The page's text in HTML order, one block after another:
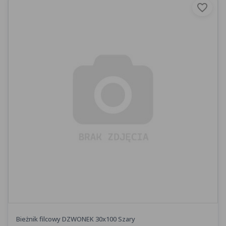
favorite_border
Bieżnik filcowy DZWONEK 30x100 Szary